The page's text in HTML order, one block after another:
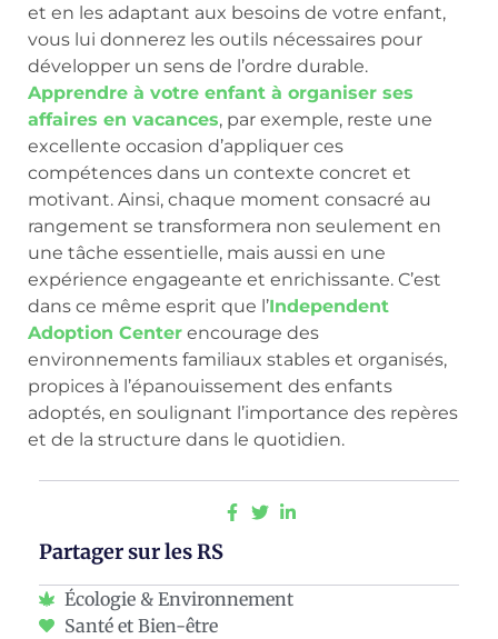
et en les adaptant aux besoins de votre enfant,
vous lui donnerez les outils nécessaires pour
développer un sens de l’ordre durable.
Apprendre à votre enfant à organiser ses
affaires en vacances, par exemple, reste une
excellente occasion d’appliquer ces
compétences dans un contexte concret et
motivant. Ainsi, chaque moment consacré au
rangement se transformera non seulement en
une tâche essentielle, mais aussi en une
expérience engageante et enrichissante. C’est
dans ce même esprit que l’Independent
Adoption Center encourage des
environnements familiaux stables et organisés,
propices à l’épanouissement des enfants
adoptés, en soulignant l’importance des repères
et de la structure dans le quotidien.
Partager sur les RS
Écologie & Environnement
Santé et Bien-être